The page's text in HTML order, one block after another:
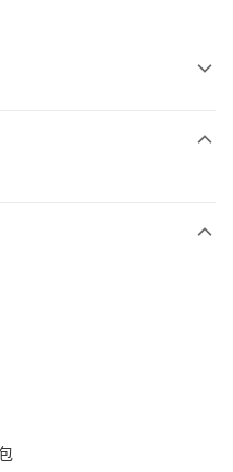
星展（台灣）商業銀行
永豐商業銀行